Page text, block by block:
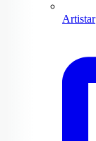
Artistar